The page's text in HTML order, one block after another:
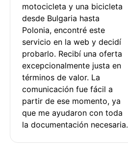
motocicleta y una bicicleta
desde Bulgaria hasta
Polonia, encontré este
servicio en la web y decidí
probarlo. Recibí una oferta
excepcionalmente justa en
términos de valor. La
comunicación fue fácil a
partir de ese momento, ya
que me ayudaron con toda
la documentación necesaria.